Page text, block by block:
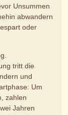
Unsummen
abwandern
oder
tritt die
und
Um
zahlen
Jahren